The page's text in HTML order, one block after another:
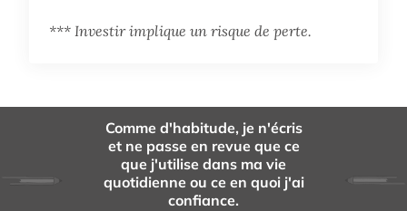
*** Investir implique un risque de perte.
Comme d'habitude, je n'écris
et ne passe en revue que ce
que j'utilise dans ma vie
quotidienne ou ce en quoi j'ai
confiance.